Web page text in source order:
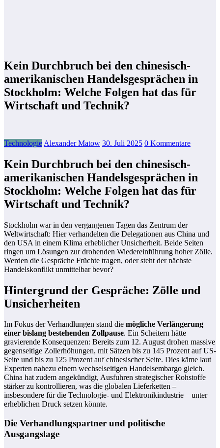
Kein Durchbruch bei den chinesisch-
amerikanischen Handelsgesprächen in
Stockholm: Welche Folgen hat das für
Wirtschaft und Technik?
Technologie Alexander Matow 30. Juli 2025 0 Kommentare
Kein Durchbruch bei den chinesisch-
amerikanischen Handelsgesprächen in
Stockholm: Welche Folgen hat das für
Wirtschaft und Technik?
Stockholm war in den vergangenen Tagen das Zentrum der
Weltwirtschaft: Hier verhandelten die Delegationen aus China und
den USA in einem Klima erheblicher Unsicherheit. Beide Seiten
ringen um Lösungen zur drohenden Wiedereinführung hoher Zölle.
Werden die Gespräche Früchte tragen, oder steht der nächste
Handelskonflikt unmittelbar bevor?
Hintergrund der Gespräche: Zölle und
Unsicherheiten
Im Fokus der Verhandlungen stand die mögliche Verlängerung
einer bislang bestehenden Zollpause. Ein Scheitern hätte
gravierende Konsequenzen: Bereits zum 12. August drohen massive
gegenseitige Zollerhöhungen, mit Sätzen bis zu 145 Prozent auf US-
Seite und bis zu 125 Prozent auf chinesischer Seite. Dies käme laut
Experten nahezu einem wechselseitigen Handelsembargo gleich.
China hat zudem angekündigt, Ausfuhren strategischer Rohstoffe
stärker zu kontrollieren, was die globalen Lieferketten –
insbesondere für die Technologie- und Elektronikindustrie – unter
erheblichen Druck setzen könnte.
Die Verhandlungspartner und politische
Ausgangslage